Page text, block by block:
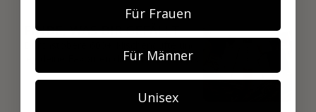
01
FINDE, WAS DIR GEFÄLLT
Durchstöbere 600+ Nischendüfte und
leg deine Favoriten direkt in deine Box.
Für Frauen
Für Männer
Unisex